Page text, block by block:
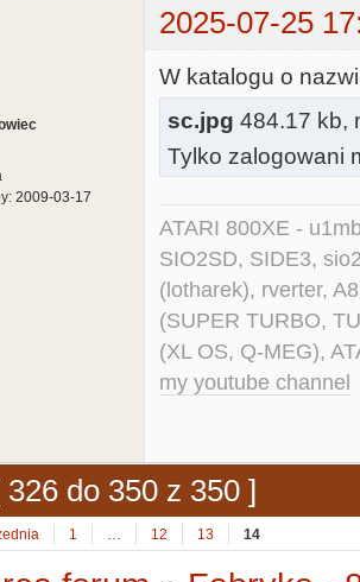
2025-07-25
2009-03-17
W katalogu o
sc.jpg 484.17 kb,
Tylko zalogowani
ATARI 800XE -
SIO2SD, SIDE3,
(lotharek), rverter,
(SUPER TURBO,
(XL OS, Q-MEG),
my youtube channel
326 do 350 z 350 ]
1 12 13 14